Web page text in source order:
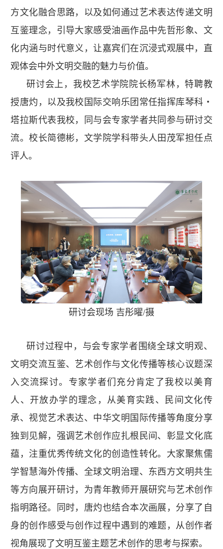
方文化融合思路，以及如何通过艺术表达传递文明
互鉴理念，引导大家感受油画作品中先哲形象、文
化内涵与时代意义，让嘉宾们在沉浸式观展中，直
观体会中外文明交融的魅力与价值。
研讨会上，我校艺术学院院长杨军林，特聘教
授唐灼，以及我校国际交响乐团常任指挥库琴科・
塔拉斯代表我校，同与会专家学者共同参与研讨交
流。校长简德彬，文学院学科带头人田茂军担任点
评人。
研讨会现场 吉彤曜/摄
研讨过程中，与会专家学者围绕全球文明观、
文明交流互鉴、艺术创作与文化传播等核心议题深
入交流探讨。专家学者们充分肯定了我校以美育
人、开放办学的理念，从美育实践、民间文化传
承、视觉艺术表达、中华文明国际传播等角度分享
独到见解，强调艺术创作应扎根民间、彰显文化底
蕴，注重优秀传统文化的创造性转化。大家聚焦儒
学智慧海外传播、全球文明治理、东西方文明共生
等方向展开研讨，为青年教师开展研究与艺术创作
指明路径。同时，唐灼也结合本次画展，分享了自
身的创作感受与创作过程中遇到的难题，从创作者
视角展现了文明互鉴主题艺术创作的思考与探索。